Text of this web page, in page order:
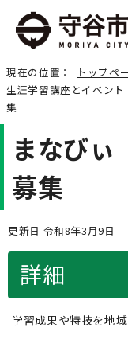
現在の位置： トップペ
生涯学習講座とイベント
集
まなびぃ
募集
更新日 令和8年3月9日
詳細
学習成果や特技を地